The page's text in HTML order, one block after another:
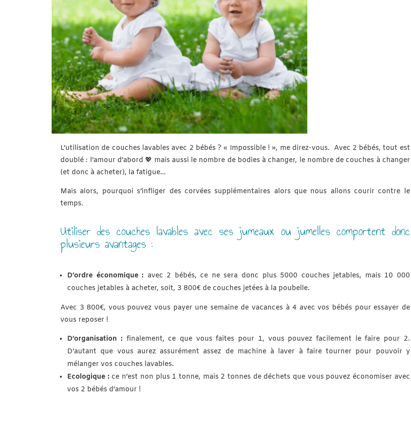
L’utilisation de couches lavables avec 2 bébés ? « Impossible ! », me direz-vous. Avec 2 bébés, tout est
doublé : l’amour d’abord 💖 mais aussi le nombre de bodies à changer, le nombre de couches à changer
(et donc à acheter), la fatigue…
Mais alors, pourquoi s’infliger des corvées supplémentaires alors que nous allons courir contre le
temps.
Utiliser des couches lavables avec ses jumeaux ou jumelles comportent donc
plusieurs avantages :
D’ordre économique : avec 2 bébés, ce ne sera donc plus 5000 couches jetables, mais 10 000
couches jetables à acheter, soit, 3 800€ de couches jetées à la poubelle.
Avec 3 800€, vous pouvez vous payer une semaine de vacances à 4 avec vos bébés pour essayer de
vous reposer !
D’organisation : finalement, ce que vous faites pour 1, vous pouvez facilement le faire pour 2.
D’autant que vous aurez assurément assez de machine à laver à faire tourner pour pouvoir y
mélanger vos couches lavables.
Ecologique : ce n’est non plus 1 tonne, mais 2 tonnes de déchets que vous pouvez économiser avec
vos 2 bébés d’amour !